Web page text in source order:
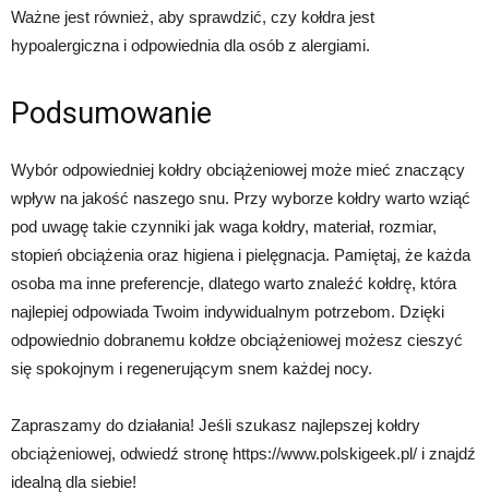
Ważne jest również, aby sprawdzić, czy kołdra jest
hypoalergiczna i odpowiednia dla osób z alergiami.
Podsumowanie
Wybór odpowiedniej kołdry obciążeniowej może mieć znaczący
wpływ na jakość naszego snu. Przy wyborze kołdry warto wziąć
pod uwagę takie czynniki jak waga kołdry, materiał, rozmiar,
stopień obciążenia oraz higiena i pielęgnacja. Pamiętaj, że każda
osoba ma inne preferencje, dlatego warto znaleźć kołdrę, która
najlepiej odpowiada Twoim indywidualnym potrzebom. Dzięki
odpowiednio dobranemu kołdze obciążeniowej możesz cieszyć
się spokojnym i regenerującym snem każdej nocy.
Zapraszamy do działania! Jeśli szukasz najlepszej kołdry
obciążeniowej, odwiedź stronę https://www.polskigeek.pl/ i znajdź
idealną dla siebie!